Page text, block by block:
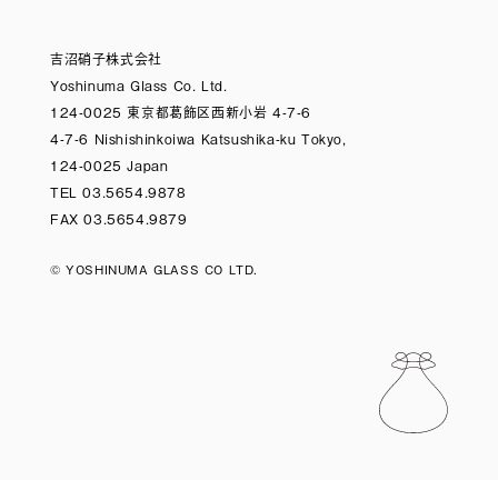
吉沼硝子株式会社
Yoshinuma Glass Co. Ltd.
124-0025 東京都葛飾区西新小岩 4-7-6
4-7-6 Nishishinkoiwa Katsushika-ku Tokyo,
124-0025 Japan
TEL 03.5654.9878
FAX 03.5654.9879
© YOSHINUMA GLASS CO LTD.